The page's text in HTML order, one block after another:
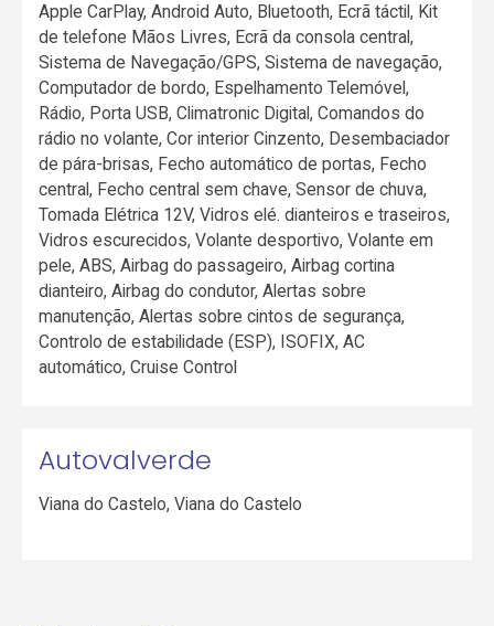
Apple CarPlay, Android Auto, Bluetooth, Ecrã táctil, Kit
de telefone Mãos Livres, Ecrã da consola central,
Sistema de Navegação/GPS, Sistema de navegação,
Computador de bordo, Espelhamento Telemóvel,
Rádio, Porta USB, Climatronic Digital, Comandos do
rádio no volante, Cor interior Cinzento, Desembaciador
de pára-brisas, Fecho automático de portas, Fecho
central, Fecho central sem chave, Sensor de chuva,
Tomada Elétrica 12V, Vidros elé. dianteiros e traseiros,
Vidros escurecidos, Volante desportivo, Volante em
pele, ABS, Airbag do passageiro, Airbag cortina
dianteiro, Airbag do condutor, Alertas sobre
manutenção, Alertas sobre cintos de segurança,
Controlo de estabilidade (ESP), ISOFIX, AC
automático, Cruise Control
Autovalverde
Viana do Castelo,Viana do Castelo